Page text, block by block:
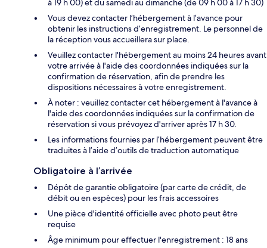
à 19 h 00) et du samedi au dimanche (de 09 h 00 à 17 h 30)
Vous devez contacter l’hébergement à l’avance pour
obtenir les instructions d’enregistrement. Le personnel de
la réception vous accueillera sur place.
Veuillez contacter l'hébergement au moins 24 heures avant
votre arrivée à l'aide des coordonnées indiquées sur la
confirmation de réservation, afin de prendre les
dispositions nécessaires à votre enregistrement.
À noter : veuillez contacter cet hébergement à l'avance à
l'aide des coordonnées indiquées sur la confirmation de
réservation si vous prévoyez d'arriver après 17 h 30.
Les informations fournies par l’hébergement peuvent être
traduites à l’aide d’outils de traduction automatique
Obligatoire à l’arrivée
Dépôt de garantie obligatoire (par carte de crédit, de
débit ou en espèces) pour les frais accessoires
Une pièce d'identité officielle avec photo peut être
requise
Âge minimum pour effectuer l'enregistrement : 18 ans